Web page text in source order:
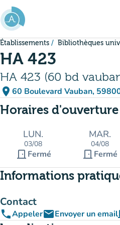
Aller au contenu principal
Établissements Bibliothèques
HA 423
HA 423 (60 bd
place 60 Boulevard Vauban,(ouvrir
(nouvel
Horaires d'ouverture
LUN.
03/08
door_front Fermé
MAR.
04/08
door_front Fermé
Informations
Contact
phoneAppeleremailEnvoyer un email